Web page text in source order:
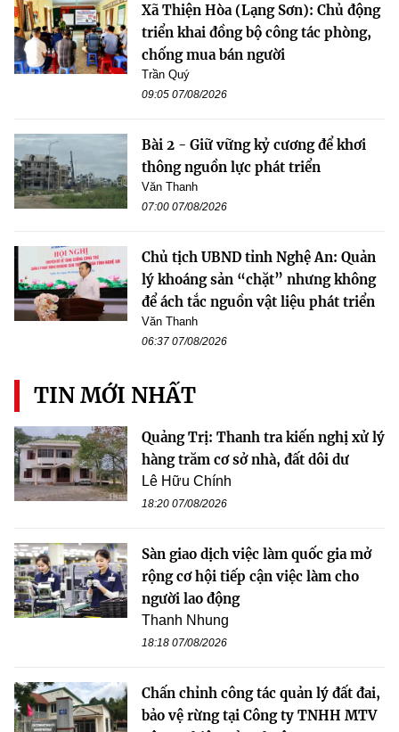
Xã Thiện Hòa (Lạng Sơn): Chủ động
triển khai đồng bộ công tác phòng,
chống mua bán người
Trần Quý
09:05 07/08/2026
Bài 2 - Giữ vững kỷ cương để khơi
thông nguồn lực phát triển
Văn Thanh
07:00 07/08/2026
Chủ tịch UBND tỉnh Nghệ An: Quản
lý khoáng sản “chặt” nhưng không
để ách tắc nguồn vật liệu phát triển
Văn Thanh
06:37 07/08/2026
TIN MỚI NHẤT
Quảng Trị: Thanh tra kiến nghị xử lý
hàng trăm cơ sở nhà, đất dôi dư
Lê Hữu Chính
18:20 07/08/2026
Sàn giao dịch việc làm quốc gia mở
rộng cơ hội tiếp cận việc làm cho
người lao động
Thanh Nhung
18:18 07/08/2026
Chấn chỉnh công tác quản lý đất đai,
bảo vệ rừng tại Công ty TNHH MTV